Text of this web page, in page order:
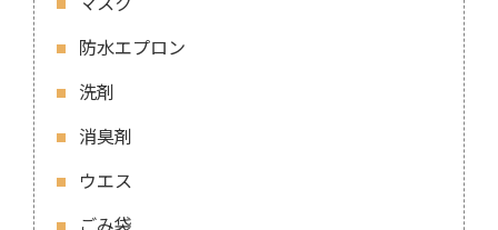
防水エプロン
洗剤
消臭剤
ウエス